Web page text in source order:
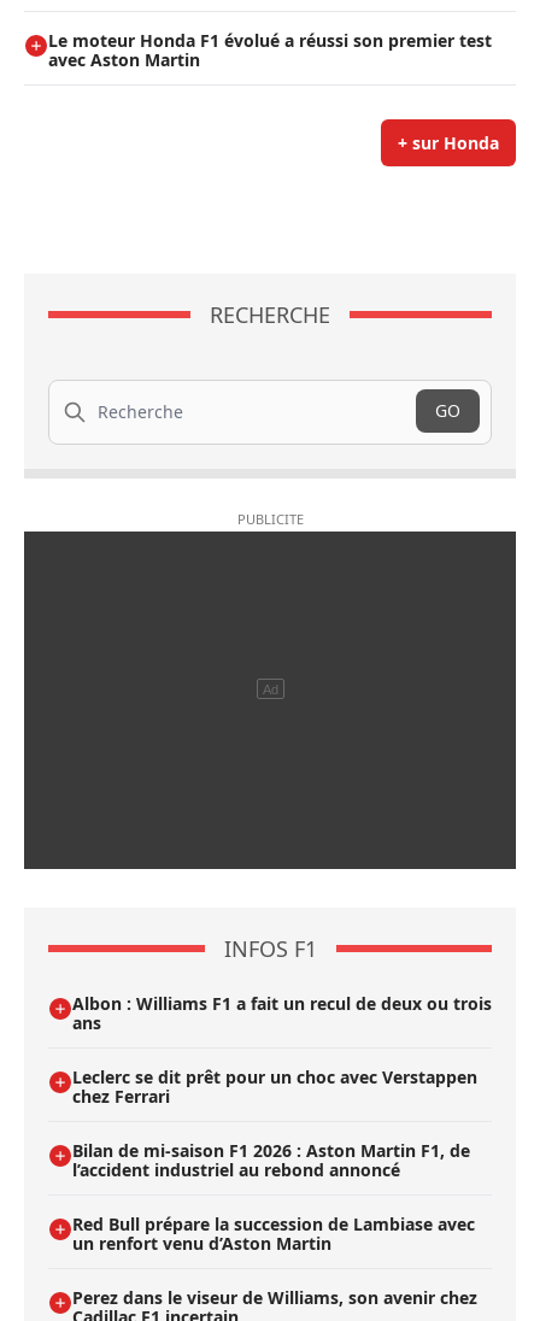
Le moteur Honda F1 évolué a réussi son premier test
avec Aston Martin
+ sur Honda
RECHERCHE
Recherche
GO
INFOS F1
Albon : Williams F1 a fait un recul de deux ou trois
ans
Leclerc se dit prêt pour un choc avec Verstappen
chez Ferrari
Bilan de mi-saison F1 2026 : Aston Martin F1, de
l’accident industriel au rebond annoncé
Red Bull prépare la succession de Lambiase avec
un renfort venu d’Aston Martin
Perez dans le viseur de Williams, son avenir chez